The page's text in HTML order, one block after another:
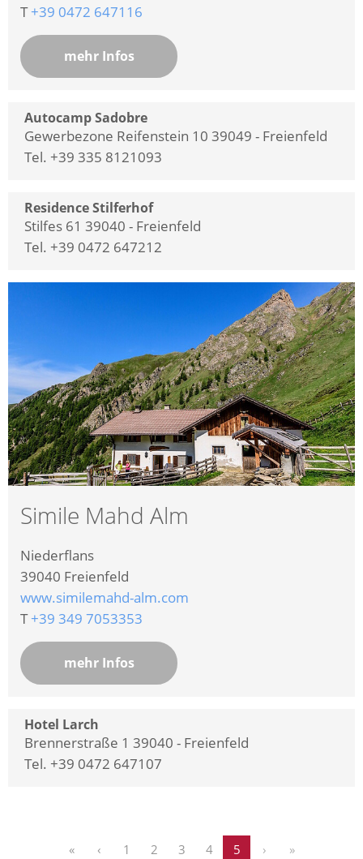
T+39 0472 647116
mehr Infos
Autocamp Sadobre
Gewerbezone Reifenstein 10 39049 - Freienfeld
Tel. +39 335 8121093
Residence Stilferhof
Stilfes 61 39040 - Freienfeld
Tel. +39 0472 647212
Simile Mahd Alm
Niederflans
39040 Freienfeld
www.similemahd-alm.com
T+39 349 7053353
mehr Infos
Hotel Larch
Brennerstraße 1 39040 - Freienfeld
Tel. +39 0472 647107
« ‹ 1 2 3 4 5 › »